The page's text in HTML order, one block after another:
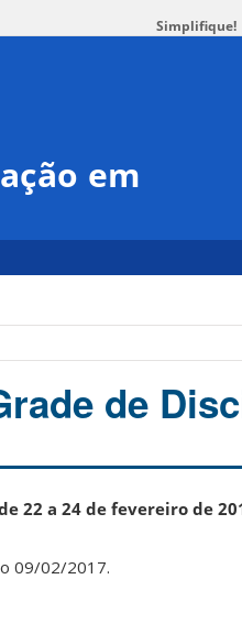
Simplifique!
em
de
22 a 24 de fevereiro de
09/02/2017.